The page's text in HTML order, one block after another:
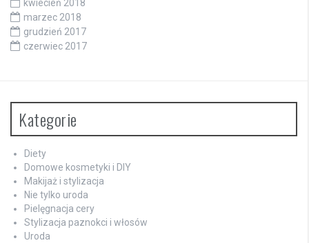
kwiecień 2018
marzec 2018
grudzień 2017
czerwiec 2017
Kategorie
Diety
Domowe kosmetyki i DIY
Makijaż i stylizacja
Nie tylko uroda
Pielęgnacja cery
Stylizacja paznokci i włosów
Uroda